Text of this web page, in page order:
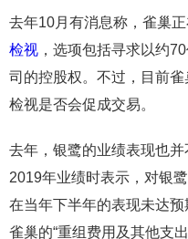
去年10月有消息称，雀巢正
检视 ，选项包括寻求以约
司的控股权。不过，目前
检视是否会促成交易。
去年，银鹭的业绩表现也
2019年业绩时表示，对银
在当年下半年的表现未达预
雀巢的“重组费用及其他支